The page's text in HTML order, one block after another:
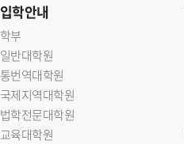
입학안내
학부
일반대학원
통번역대학원
국제지역대학원
법학전문대학원
교육대학원